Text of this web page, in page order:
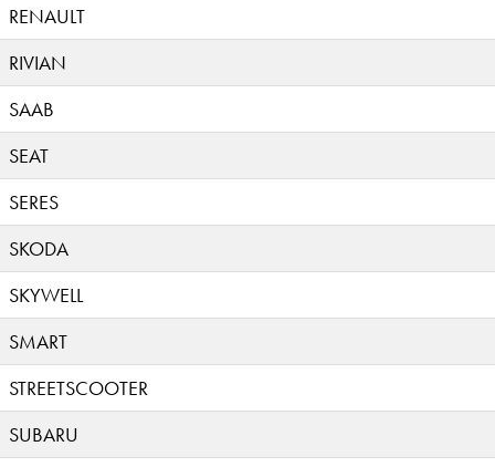
RENAULT
RIVIAN
SAAB
SEAT
SERES
SKODA
SKYWELL
SMART
STREETSCOOTER
SUBARU